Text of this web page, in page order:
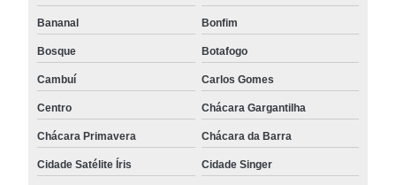
Bananal Bonfim
Bosque Botafogo
Cambuí Carlos Gomes
Centro Chácara Gargantilha
Chácara Primavera Chácara da Barra
Cidade Satélite Íris Cidade Singer